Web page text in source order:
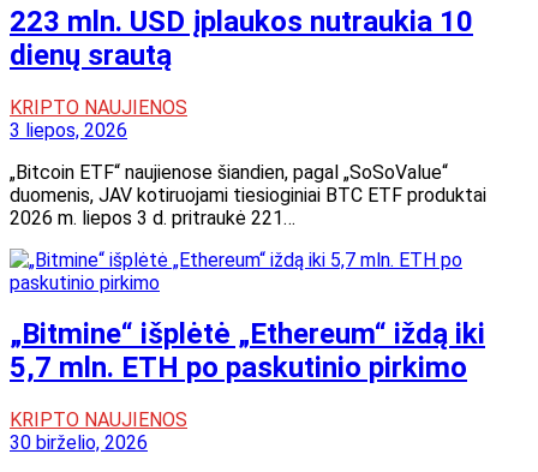
223 mln. USD įplaukos nutraukia 10
dienų srautą
KRIPTO NAUJIENOS
3 liepos, 2026
„Bitcoin ETF“ naujienose šiandien, pagal „SoSoValue“
duomenis, JAV kotiruojami tiesioginiai BTC ETF produktai
2026 m. liepos 3 d. pritraukė 221…
„Bitmine“ išplėtė „Ethereum“ iždą iki
5,7 mln. ETH po paskutinio pirkimo
KRIPTO NAUJIENOS
30 birželio, 2026